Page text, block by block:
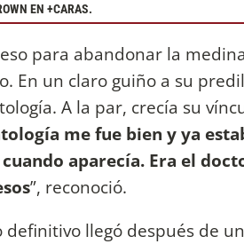
EN +CARAS.
para abandonar la
En un claro guiño a su
A la par, crecía su
me fue bien y ya
cuando aparecía. Era el
”, reconoció.
definitivo llegó después de